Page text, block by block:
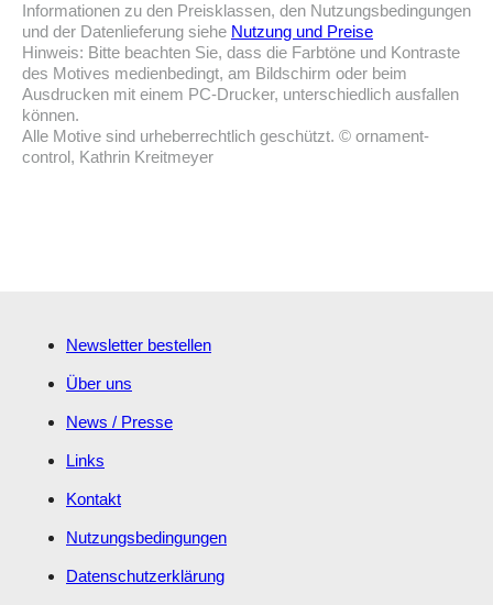
Informationen zu den Preisklassen, den Nutzungsbedingungen
und der Datenlieferung siehe Nutzung und Preise
Hinweis: Bitte beachten Sie, dass die Farbtöne und Kontraste
des Motives medienbedingt, am Bildschirm oder beim
Ausdrucken mit einem PC-Drucker, unterschiedlich ausfallen
können.
Alle Motive sind urheberrechtlich geschützt. © ornament-
control, Kathrin Kreitmeyer
Newsletter bestellen
Über uns
News / Presse
Links
Kontakt
Nutzungsbedingungen
Datenschutzerklärung